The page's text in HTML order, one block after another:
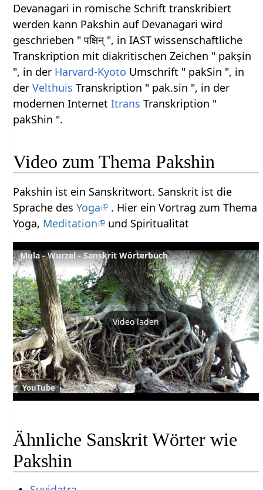
Devanagari in römische Schrift transkribiert
werden kann Pakshin auf Devanagari wird
geschrieben " पक्षिन् ", in IAST wissenschaftliche
Transkription mit diakritischen Zeichen " pakṣin
", in der Harvard-Kyoto Umschrift " pakSin ", in
derVelthuis Transkription " pak.sin ", in der
modernen InternetItrans Transkription "
pakShin ".
Video zum Thema Pakshin
Pakshin ist ein Sanskritwort. Sanskrit ist die
Sprache desYoga
. Hier ein Vortrag zum Thema
Yoga, Meditation und Spiritualität
Mula - Wurzel - Sanskrit Wörterbuch
Video laden
YouTube
Ähnliche Sanskrit Wörter wie
Pakshin